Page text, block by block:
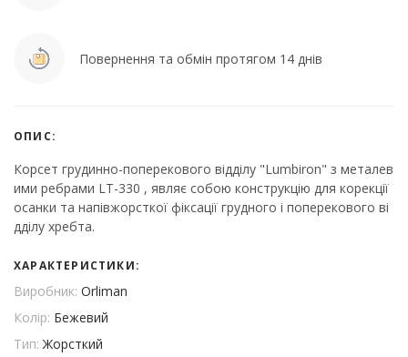
Повернення та обмін протягом 14 днів
ОПИС:
Корсет грудинно-поперекового відділу "Lumbiron" з металев
ими ребрами LT-330 , являє собою конструкцію для корекції
осанки та напівжорсткої фіксації грудного і поперекового ві
дділу хребта.
ХАРАКТЕРИСТИКИ:
Виробник: Orliman
Колір: Бежевий
Тип:Жорсткий